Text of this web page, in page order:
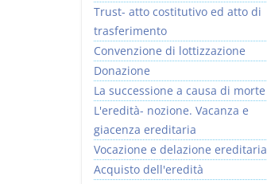
Trust- atto costitutivo ed atto di
trasferimento
Convenzione di lottizzazione
Donazione
La successione a causa di morte
L'eredità- nozione. Vacanza e
giacenza ereditaria
Vocazione e delazione ereditaria
Acquisto dell'eredità